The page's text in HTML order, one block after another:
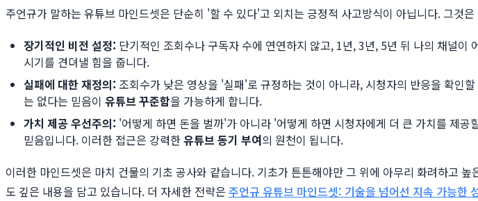
주언규가 말하는 유튜브 마인드셋은 단순히 '할 수 있다'고 외치는 긍정적 사고방식이 아닙니다. 그것
장기적인 비전 설정: 단기적인 조회수나 구독자 수에 연연하지 않고, 1년, 3년, 5년 뒤 나의 채널
시기를 견뎌낼 힘을 줍니다.
실패에 대한 재정의: 조회수가 낮은 영상을 '실패'로 규정하는 것이 아니라, 시청자의 반응을 확인
는 없다는 믿음이 유튜브 꾸준함을 가능하게 합니다.
가치 제공 우선주의: '어떻게 하면 돈을 벌까'가 아니라 '어떻게 하면 시청자에게 더 큰 가치를 제
믿음입니다. 이러한 접근은 강력한유튜브 동기 부여의 원천이 됩니다.
이러한 마인드셋은 마치 건물의 기초 공사와 같습니다. 기초가 튼튼해야만 그 위에 아무리 화려하고
도 깊은 내용을 담고 있습니다. 더 자세한 전략은 주언규 유튜브 마인드셋: 기술을 넘어선 지속 가능한